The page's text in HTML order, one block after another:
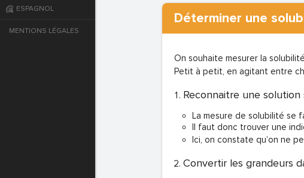
Déterminer une
On souhaite mesurer la
Petit à petit, en agitant entre
Reconnaitre une solution
La mesure de solubilité se
Il faut donc trouver une
Ici, on constate qu’on ne
Convertir les grandeurs
ESPAGNOL
MENTIONS LÉGALES